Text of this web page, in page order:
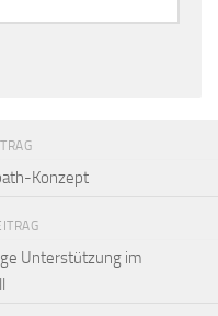
Konzept
Unterstützung im